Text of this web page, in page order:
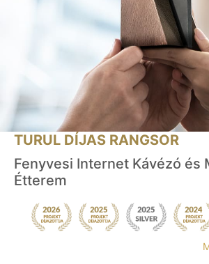
TURUL DÍJAS RANGSOR
Fenyvesi Internet Kávézó és
Étterem